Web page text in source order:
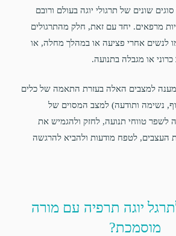
שונים של תרגולי יוגה בעולם ורובם
מרפאים. יחד עם זאת, חלק מהתרגולים
לנשים אחרי פציעה או במהלך מחלה, או
או מגבלה בתנועה.
למצבים האלה בעזרת התאמה של כלים
נשימה ותודעה) למצב המסוים של
לשפר טווחי תנועה, לחזק ולהגמיש את
העצבים, לטפח מודעות ולהביא להרגשה
יוגה תרפיה עם מורה
מוסמכת?